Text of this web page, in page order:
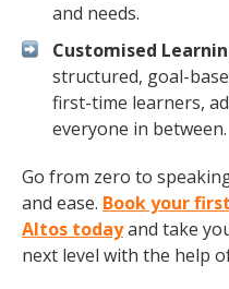
and needs.
Customised
structured, goal-
first-time learners,
everyone in between.
Go from zero to
and ease. Book your
Altos todayand take
next level with the help